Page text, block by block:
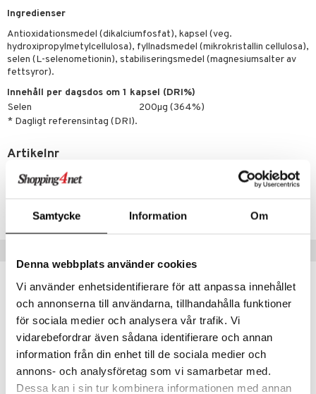
Samtycke Information Om
Denna webbplats använder cookies
Vi använder enhetsidentifierare för att anpassa innehållet
och annonserna till användarna, tillhandahålla funktioner
för sociala medier och analysera vår trafik. Vi
vidarebefordrar även sådana identifierare och annan
information från din enhet till de sociala medier och
annons- och analysföretag som vi samarbetar med.
Dessa kan i sin tur kombinera informationen med annan
Ingredienser
Antioxidationsmedel (dikalciumfosfat), kapsel (veg.
hydroxipropylmetylcellulosa), fyllnadsmedel (mikrokristallin cellulosa),
selen (L-selenometionin), stabiliseringsmedel (magnesiumsalter av
fettsyror).
Innehåll per dagsdos om 1 kapsel (DRI%)
Selen
200µg (364%)
* Dagligt referensintag (DRI).
Artikelnr
HS2G0-AP-90
kampanj -15%
fot
utan sol
K
svar